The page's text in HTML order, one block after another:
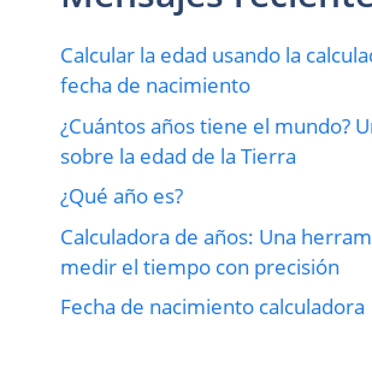
Calcular la edad usando la
fecha de nacimiento
¿Cuántos años tiene el mundo?
sobre la edad de la Tierra
¿Qué año es?
Calculadora de años: Una
medir el tiempo con precisión
Fecha de nacimiento calculadora